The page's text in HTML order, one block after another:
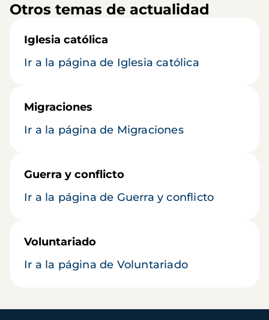
Otros temas de actualidad
Iglesia católica
Ir a la página de Iglesia católica
Migraciones
Ir a la página de Migraciones
Guerra y conflicto
Ir a la página de Guerra y conflicto
Voluntariado
Ir a la página de Voluntariado